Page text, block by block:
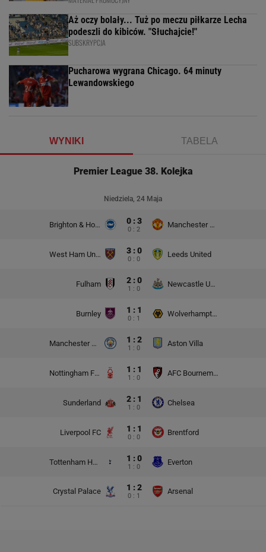
Aż oczy bolały... Tuż po meczu piłkarze Lecha
podeszli do kibiców. "Słuchajcie!"
SUBSKRYPCJA
Pucharowa wygrana Chicago. 64 minuty
Lewandowskiego
WYNIKI TABELA
Premier League 38. Kolejka
Niedziela, 24 Maja
Brighton & Hove Albion 0 : 3
0 : 2
Manchester United
West Ham United 3 : 0
0 : 0
Leeds United
Fulham 2 : 0
1 : 0
Newcastle United
Burnley 1 : 1
0 : 1
Wolverhampton Wanderers
Manchester City 1 : 2
1 : 0
Aston Villa
Nottingham Forest 1 : 1
1 : 0
AFC Bournemouth
Sunderland 2 : 1
1 : 0
Chelsea
Liverpool FC 1 : 1
0 : 0
Brentford
Tottenham Hotspur 1 : 0
1 : 0
Everton
Crystal Palace 1 : 2
0 : 1
Arsenal